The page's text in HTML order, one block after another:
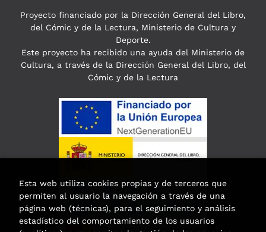
Proyecto financiado por la Dirección General del Libro,
del Cómic y de la Lectura, Ministerio de Cultura y
Deporte.
Este proyecto ha recibido una ayuda del Ministerio de
Cultura, a través de la Dirección General del Libro, del
Cómic y de la Lectura
Esta web utiliza cookies propias y de terceros que
permiten al usuario la navegación a través de una
página web (técnicas), para el seguimiento y análisis
estadístico del comportamiento de los usuarios